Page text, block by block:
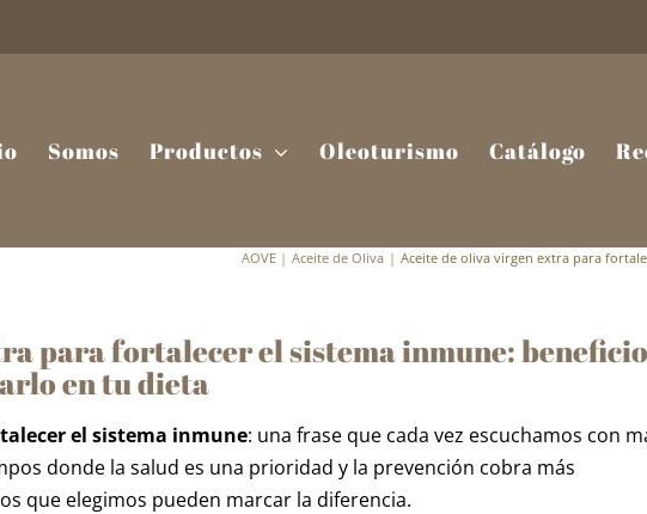
Somos Productos Oleoturismo Catálogo
AOVE Aceite de Oliva Aceite de oliva virgen extra para
para fortalecer el sistema inmune:
en tu dieta
el sistema inmune: una frase que cada vez escuchamos con
donde la salud es una prioridad y la prevención cobra más
que elegimos pueden marcar la diferencia.